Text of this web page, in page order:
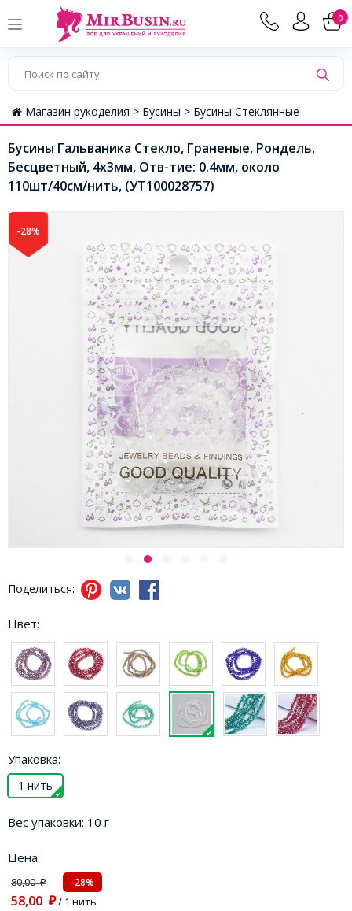
0
Магазин рукоделия > Бусины > Бусины Стеклянные
Бусины Гальваника Стекло, Граненые, Рондель,
Бесцветный, 4х3мм, Отв-тие: 0.4мм, около
110шт/40см/нить, (УТ100028757)
-28%
Поделиться:
Цвет:
Упаковка:
1 нить
Вес упаковки: 10 г
Цена:
80,00₽ -28%
58,00 ₽/ 1 нить